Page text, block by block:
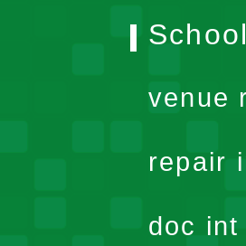
venue
repair
doc